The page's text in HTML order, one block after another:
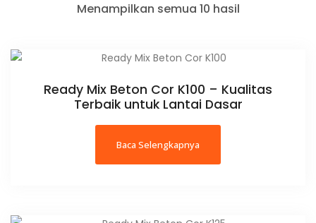
Menampilkan semua 10 hasil
Ready Mix Beton Cor K100 – Kualitas
Terbaik untuk Lantai Dasar
Baca Selengkapnya